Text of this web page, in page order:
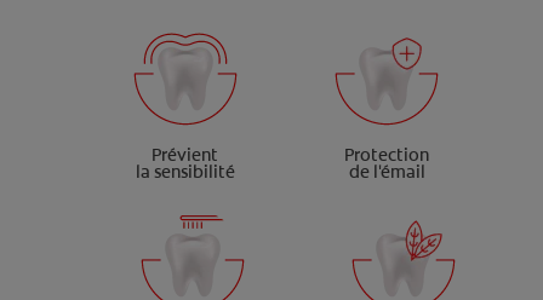
Prévient
la sensibilité
Protection
de l'émail